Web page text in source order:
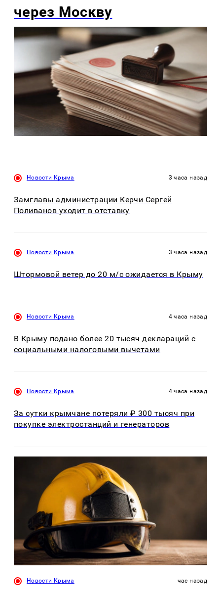
через Москву
Новости Крыма 3 часа назад
Замглавы администрации Керчи Сергей
Поливанов уходит в отставку
Новости Крыма 3 часа назад
Штормовой ветер до 20 м/с ожидается в Крыму
Новости Крыма 4 часа назад
В Крыму подано более 20 тысяч деклараций с
социальными налоговыми вычетами
Новости Крыма 4 часа назад
За сутки крымчане потеряли ₽ 300 тысяч при
покупке электростанций и генераторов
Новости Крыма час назад